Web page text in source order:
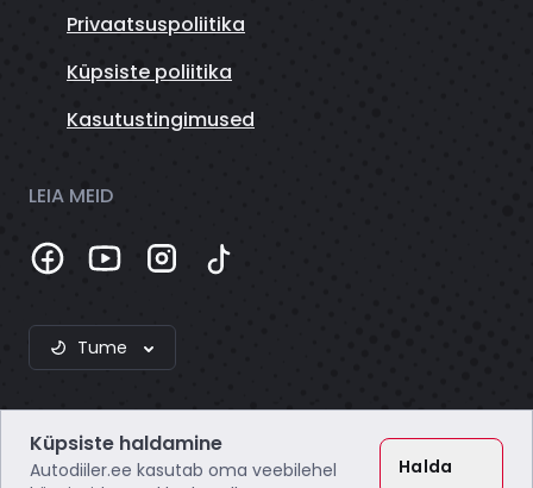
Privaatsuspoliitika
Küpsiste poliitika
Kasutustingimused
LEIA MEID
Tume
Küpsiste haldamine
Autodiiler.ee kasutab oma veebilehel
Halda